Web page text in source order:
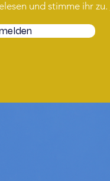
und stimme ihr zu.